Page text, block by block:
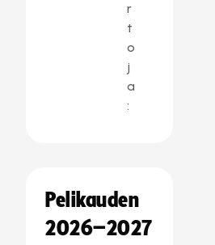
r
t
o
j
a
:
Pelikauden
2026–2027